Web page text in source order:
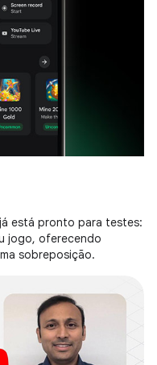
está pronto para testes:
jogo, oferecendo
sobreposição.